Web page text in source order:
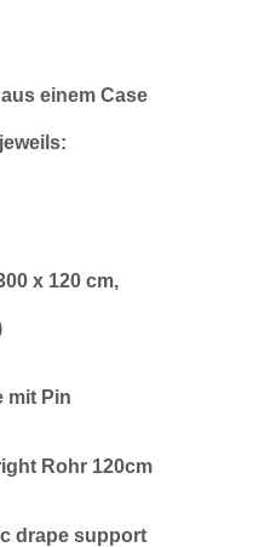
einem Case
x 120 cm,
Pin
Rohr 120cm
support